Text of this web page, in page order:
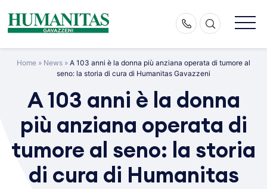
content
Home » News » A 103 anni è la donna più anziana operata di tumore al
seno: la storia di cura di Humanitas Gavazzeni
A 103 anni è la donna
più anziana operata di
tumore al seno: la storia
di cura di Humanitas